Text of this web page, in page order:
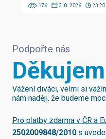
176 3. 8. 2026 23:20
Podpořte nás
Vážení diváci, velmi si
nám naději, že budeme
Pro platby zdarma v ČR a
2502009848/2010 s